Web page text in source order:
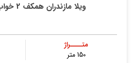
ویلا مازندران همکف 2 خواب جاده دریا
متــــراژ
150 متر